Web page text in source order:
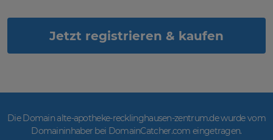
Jetzt registrieren & kaufen
Die Domain alte-apotheke-recklinghausen-zentrum.de wurde vom
Domaininhaber bei DomainCatcher.com eingetragen.